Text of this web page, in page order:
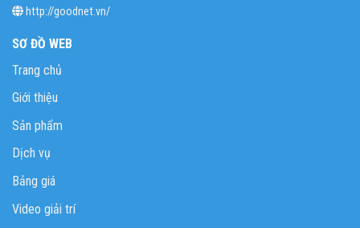
http://goodnet.vn/
SƠ ĐỒ WEB
Trang chủ
Giới thiệu
Sản phẩm
Dịch vụ
Bảng giá
Video giải trí